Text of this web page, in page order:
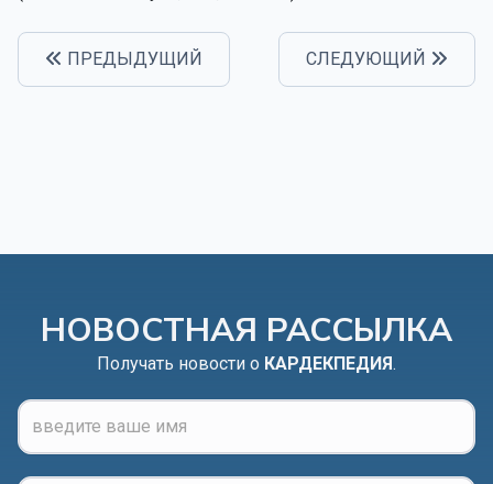
ПРЕДЫДУЩИЙ СЛЕДУЮЩИЙ
НОВОСТНАЯ РАССЫЛКА
Получать новости о КАРДЕКПЕДИЯ.